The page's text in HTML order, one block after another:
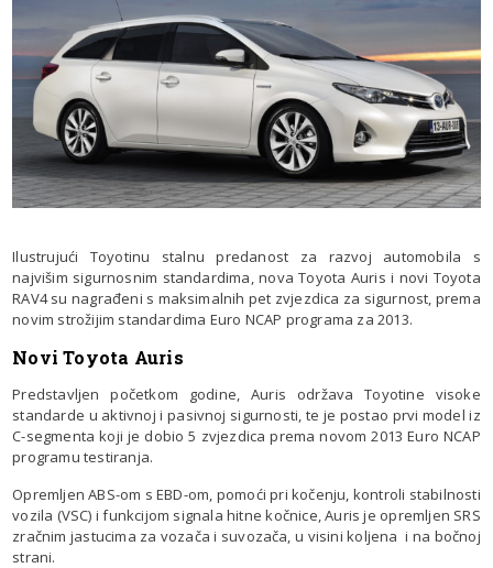
Ilustrujući Toyotinu stalnu predanost za razvoj automobila s
najvišim sigurnosnim standardima, nova Toyota Auris i novi Toyota
RAV4 su nagrađeni s maksimalnih pet zvjezdica za sigurnost, prema
novim strožijim standardima Euro NCAP programa za 2013.
Novi Toyota Auris
Predstavljen početkom godine, Auris održava Toyotine visoke
standarde u aktivnoj i pasivnoj sigurnosti, te je postao prvi model iz
C-segmenta koji je dobio 5 zvjezdica prema novom 2013 Euro NCAP
programu testiranja.
Opremljen ABS-om s EBD-om, pomoći pri kočenju, kontroli stabilnosti
vozila (VSC) i funkcijom signala hitne kočnice, Auris je opremljen SRS
zračnim jastucima za vozača i suvozača, u visini koljena i na bočnoj
strani.